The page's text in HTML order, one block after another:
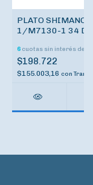
PLATO SHIMANO
1/M7130-1 34
6cuotas sin interés de
$198.722
$155.003,16 con